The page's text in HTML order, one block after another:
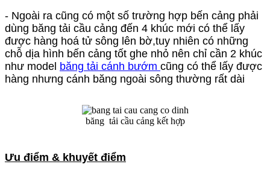
- Ngoài ra cũng có một số trường hợp bến cảng phải
dùng băng tải cầu cảng đến 4 khúc mới có thể lấy
được hàng hoá tử sông lên bờ,tuy nhiên có những
chỗ dịa hình bến cảng tốt ghe nhỏ nên chỉ cần 2 khúc
như model băng tải cánh bướm cũng có thể lấy được
hàng nhưng cánh băng ngoài sông thường rất dài
băng tải cầu cảng kết hợp
Ưu điểm & khuyết điểm